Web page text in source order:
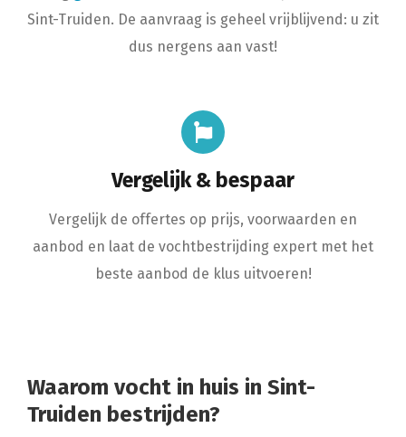
Sint-Truiden. De aanvraag is geheel vrijblijvend: u zit
dus nergens aan vast!
Vergelijk & bespaar
Vergelijk de offertes op prijs, voorwaarden en
aanbod en laat de vochtbestrijding expert met het
beste aanbod de klus uitvoeren!
Waarom vocht in huis in Sint-
Truiden bestrijden?